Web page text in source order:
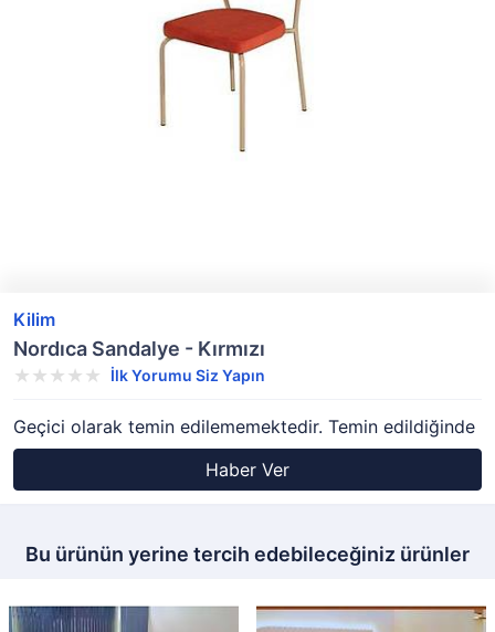
Kilim
Nordıca Sandalye - Kırmızı
İlk Yorumu Siz Yapın
Geçici olarak temin edilememektedir. Temin edildiğinde
Haber Ver
Bu ürünün yerine tercih edebileceğiniz ürünler